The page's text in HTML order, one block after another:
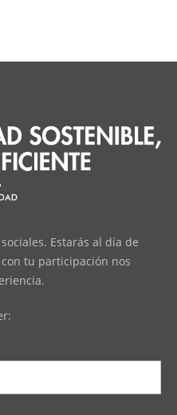
Estarás al día de
tu participación nos